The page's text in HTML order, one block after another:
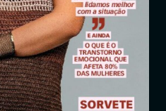
Notícias
Entrar